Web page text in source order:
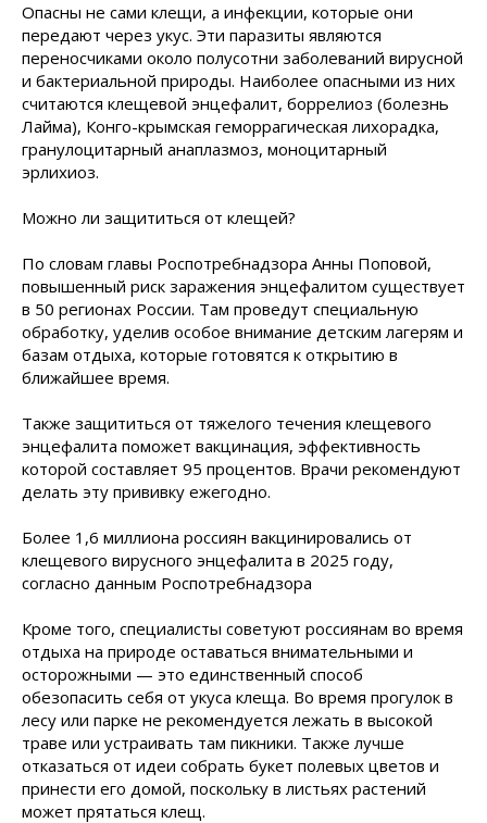
Опасны не сами клещи, а инфекции, которые они
передают через укус. Эти паразиты являются
переносчиками около полусотни заболеваний вирусной
и бактериальной природы. Наиболее опасными из них
считаются клещевой энцефалит, боррелиоз (болезнь
Лайма), Конго-крымская геморрагическая лихорадка,
гранулоцитарный анаплазмоз, моноцитарный
эрлихиоз.
Можно ли защититься от клещей?
По словам главы Роспотребнадзора Анны Поповой,
повышенный риск заражения энцефалитом существует
в 50 регионах России. Там проведут специальную
обработку, уделив особое внимание детским лагерям и
базам отдыха, которые готовятся к открытию в
ближайшее время.
Также защититься от тяжелого течения клещевого
энцефалита поможет вакцинация, эффективность
которой составляет 95 процентов. Врачи рекомендуют
делать эту прививку ежегодно.
Более 1,6 миллиона россиян вакцинировались от
клещевого вирусного энцефалита в 2025 году,
согласно данным Роспотребнадзора
Кроме того, специалисты советуют россиянам во время
отдыха на природе оставаться внимательными и
осторожными — это единственный способ
обезопасить себя от укуса клеща. Во время прогулок в
лесу или парке не рекомендуется лежать в высокой
траве или устраивать там пикники. Также лучше
отказаться от идеи собрать букет полевых цветов и
принести его домой, поскольку в листьях растений
может прятаться клещ.